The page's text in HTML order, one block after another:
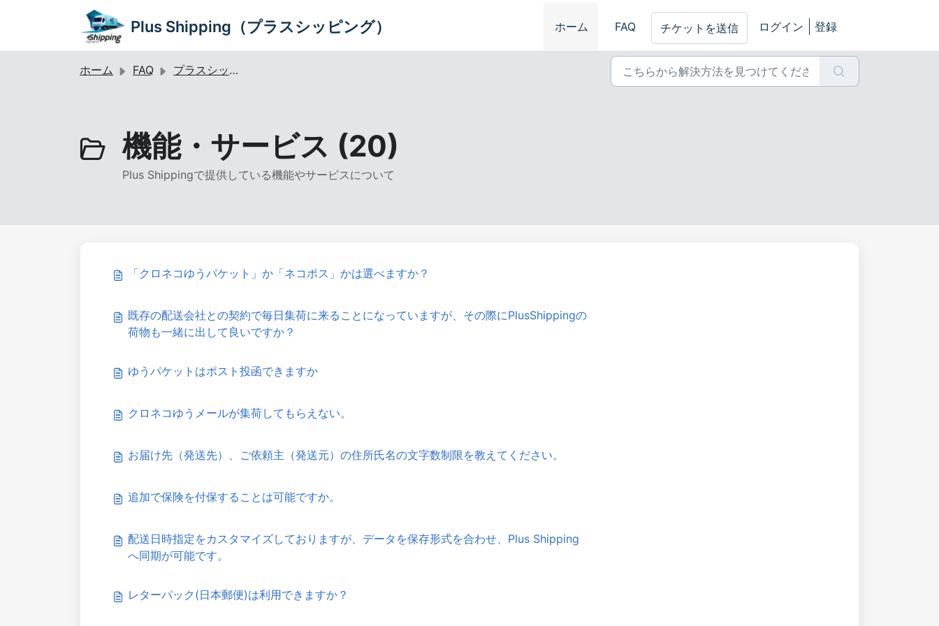
メインコンテンツに移動
Plus Shipping（プラスシッピング） ホーム FAQ チケットを送信 ログイン 登録
ホーム FAQ プラスシッピングのご利用・お申し込みについて
機能・サービス (20)
Plus Shippingで提供している機能やサービスについて
「クロネコゆうパケット」か「ネコポス」かは選べますか？
既存の配送会社との契約で毎日集荷に来ることになっていますが、その際にPlusShippingの
荷物も一緒に出して良いですか？
ゆうパケットはポスト投函できますか
クロネコゆうメールが集荷してもらえない。
お届け先（発送先）、ご依頼主（発送元）の住所氏名の文字数制限を教えてください。
追加で保険を付保することは可能ですか。
配送日時指定をカスタマイズしておりますが、データを保存形式を合わせ、Plus Shipping
へ同期が可能です。
レターパック(日本郵便)は利用できますか？